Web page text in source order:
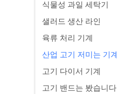
식물성 과일 세탁기
샐러드 생산 라인
육류 처리 기계
산업 고기 저미는 기계
고기 다이서 기계
고기 밴드는 봤습니다